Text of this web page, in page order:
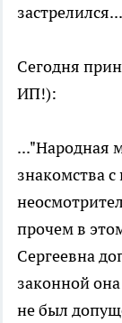
застрелился...
Сегодня
ИП!):
..."Народная
знакомства
прочем в
Сергеевна
законной
не был